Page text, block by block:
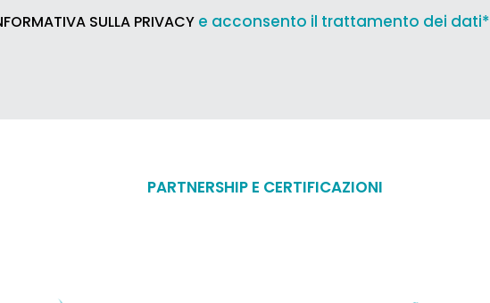
SULLA PRIVACY e acconsento il trattamento dei dati*
PARTNERSHIP E CERTIFICAZIONI